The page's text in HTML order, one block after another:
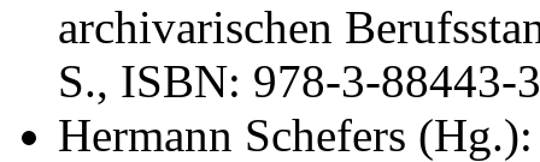
archivarischen
S., ISBN: 978-3-
Hermann Schefers